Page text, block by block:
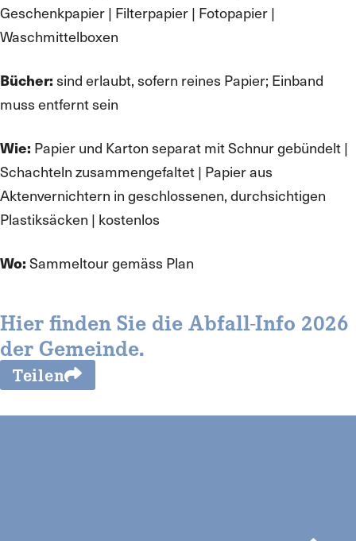
Geschenkpapier | Filterpapier | Fotopapier |
Waschmittelboxen
Bücher: sind erlaubt, sofern reines Papier; Einband
muss entfernt sein
Wie: Papier und Karton separat mit Schnur gebündelt |
Schachteln zusammengefaltet | Papier aus
Aktenvernichtern in geschlossenen, durchsichtigen
Plastiksäcken | kostenlos
Wo: Sammeltour gemäss Plan
Hier finden Sie die Abfall-Info 2026
der Gemeinde.
Teilen